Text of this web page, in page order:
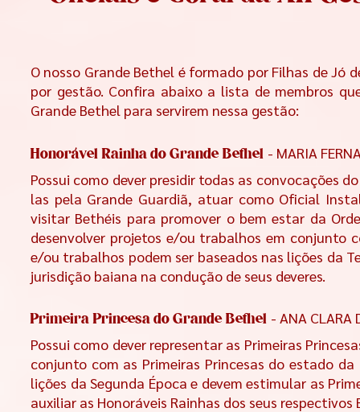
O nosso Grande Bethel é formado por Filhas de Jó
por gestão. Confira abaixo a lista de membros
Grande Bethel para servirem nessa gestão:
Honorável Rainha do Grande Bethel - MARIA
Possui como dever presidir todas as convocações
las pela Grande Guardiã, atuar como Oficial
visitar Bethéis para promover o bem estar da
desenvolver projetos e/ou trabalhos em conjunto
e/ou trabalhos podem ser baseados nas lições da
jurisdição baiana na condução de seus deveres.
Primeira Princesa do Grande Bethel - ANA CLARA
Possui como dever representar as Primeiras
conjunto com as Primeiras Princesas do estado
lições da Segunda Época e devem estimular as
auxiliar as Honoráveis Rainhas dos seus